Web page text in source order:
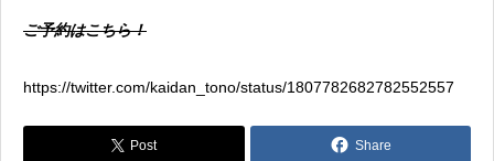
ご予約はこちら！
https://twitter.com/kaidan_tono/status/1807782682782552557
Post Share